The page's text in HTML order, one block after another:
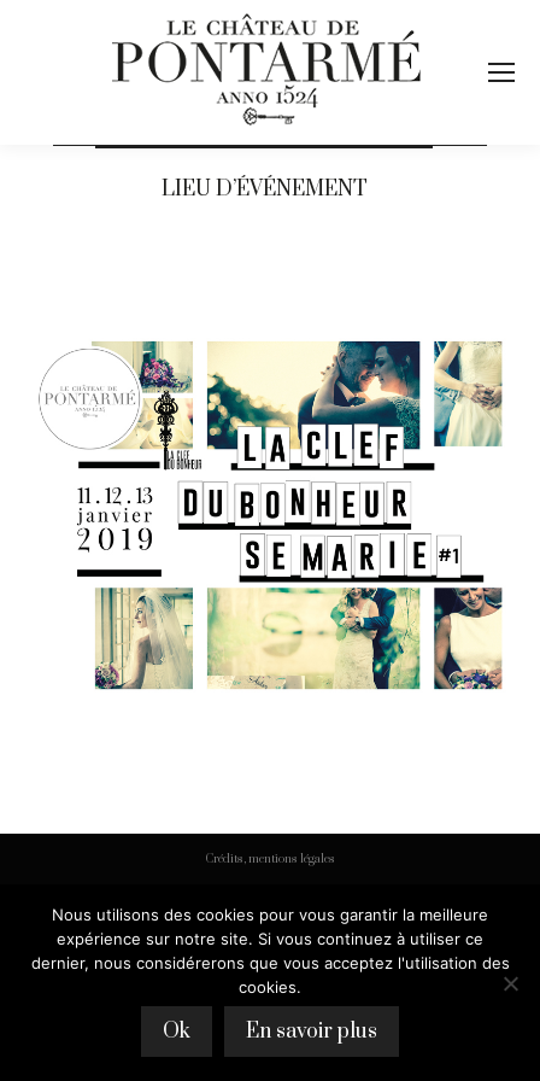
LIEU D’ÉVÉNEMENT
Crédits, mentions légales
Nous utilisons des cookies pour vous garantir la meilleure
expérience sur notre site. Si vous continuez à utiliser ce
dernier, nous considérerons que vous acceptez l'utilisation des
cookies.
Ok En savoir plus